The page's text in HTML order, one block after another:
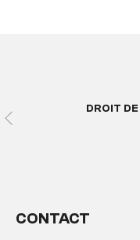
DROIT
CONTACT